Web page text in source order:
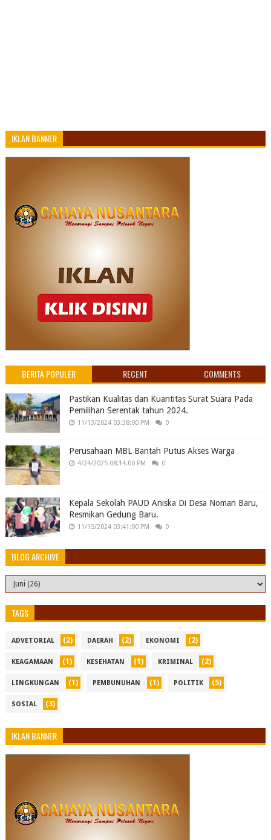
IKLAN BANNER
BERITA POPULER RECENT COMMENTS
Pastikan Kualitas dan Kuantitas Surat Suara Pada
Pemilihan Serentak tahun 2024.
11/13/2024 03:38:00 PM 0
Perusahaan MBL Bantah Putus Akses Warga
4/24/2025 08:14:00 PM 0
Kepala Sekolah PAUD Aniska Di Desa Noman Baru,
Resmikan Gedung Baru.
11/15/2024 03:41:00 PM 0
BLOG ARCHIVE
TAGS
ADVETORIAL (2) DAERAH (2) EKONOMI (2)
KEAGAMAAN (1) KESEHATAN (1) KRIMINAL (2)
LINGKUNGAN (1) PEMBUNUHAN (1) POLITIK (5)
SOSIAL (3)
IKLAN BANNER